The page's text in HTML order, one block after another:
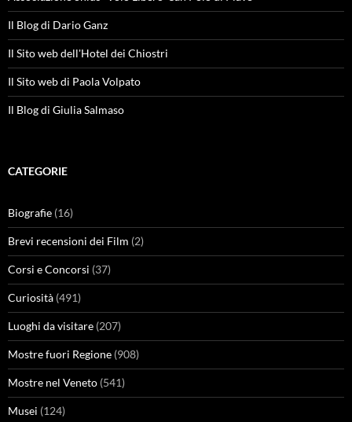
Il Blog di Dario Ganz
Il Sito web dell'Hotel dei Chiostri
Il Sito web di Paola Volpato
Il Blog di Giulia Salmaso
CATEGORIE
Biografie (16)
Brevi recensioni dei Film (2)
Corsi e Concorsi (37)
Curiosità (491)
Luoghi da visitare (207)
Mostre fuori Regione (908)
Mostre nel Veneto (541)
Musei (124)